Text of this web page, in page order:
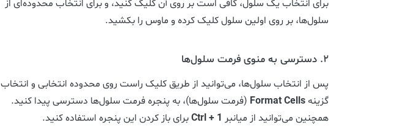
برای انتخاب یک سلول، کافی است بر روی آن کلیک کنید، و برای انتخاب محدوده‌ای از
سلول‌ها، بر روی اولین سلول کلیک کرده و ماوس را بکشید.
۲. دسترسی به منوی فرمت سلول‌ها
پس از انتخاب سلول‌ها، می‌توانید از طریق کلیک راست روی محدوده انتخابی و انتخاب
گزینهFormat Cells (فرمت سلول‌ها)، به پنجره فرمت سلول‌ها دسترسی پیدا کنید.
همچنین می‌توانید از میانبر Ctrl + 1برای باز کردن این پنجره استفاده کنید.